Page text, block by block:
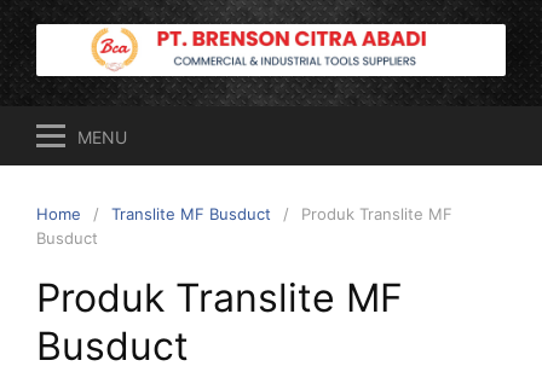
to
content
MENU
Home Translite MF Busduct
Produk Translite MF
Busduct
Produk Translite MF
Busduct